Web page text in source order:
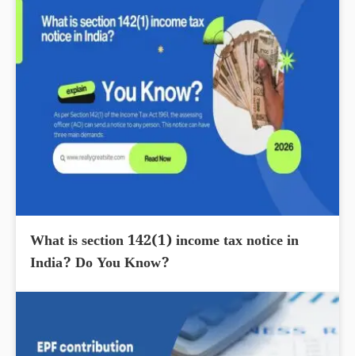
What is section 142(1) income tax notice in
India? Do You Know?